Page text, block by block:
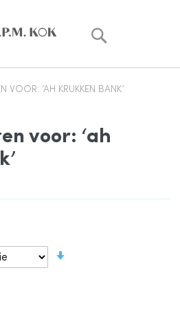
VOOR: ‘AH KRUKKEN BANK’
voor: ‘ah